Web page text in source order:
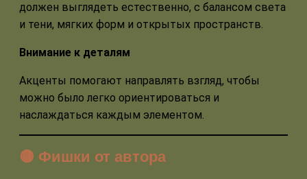
должен выглядеть естественно, с балансом света
и тени, мягких форм и открытых пространств.
Внимание к деталям
Акценты помогают направлять взгляд, чтобы
можно было легко ориентироваться и
наслаждаться каждым элементом.
🟡 Фишки от автора